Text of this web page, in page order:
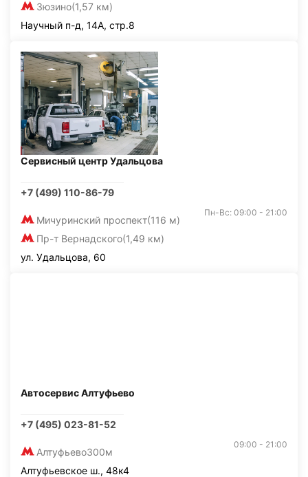
Зюзино(1,57 км)
Научный п-д, 14А, стр.8
Сервисный центр Удальцова
+7 (499) 110-86-79
Мичуринский проспект(116 м)
Пр-т Вернадского(1,49 км)
Пн-Вс: 09:00 - 21:00
ул. Удальцова, 60
Автосервис Алтуфьево
+7 (495) 023-81-52
Алтуфьево300м
09:00 - 21:00
Алтуфьевское ш., 48к4